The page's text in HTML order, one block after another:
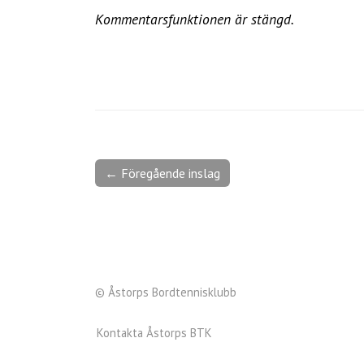
Kommentarsfunktionen är stängd.
← Föregående inslag
© Åstorps Bordtennisklubb
Kontakta Åstorps BTK